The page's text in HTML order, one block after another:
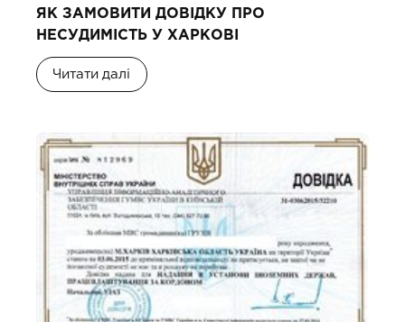
ЯК ЗАМОВИТИ ДОВІДКУ ПРО
НЕСУДИМІСТЬ У ХАРКОВІ
Читати далі